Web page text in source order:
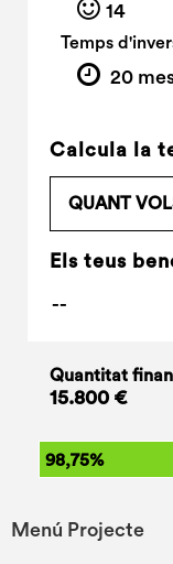
14
Temps
20
Calcula la
Els teus
Quantitat
15.800 €
98,75%
Menú Projecte